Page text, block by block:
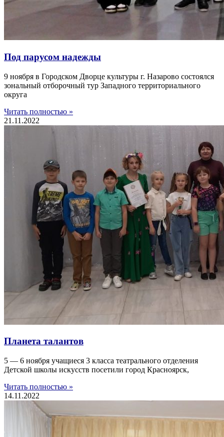
Под парусом надежды
9 ноября в Городском Дворце культуры г. Назарово состоялся
зональный отборочный тур Западного территориального
округа
Читать полностью »
21.11.2022
Планета талантов
5 — 6 ноября учащиеся 3 класса театрального отделения
Детской школы искусств посетили город Красноярск,
Читать полностью »
14.11.2022